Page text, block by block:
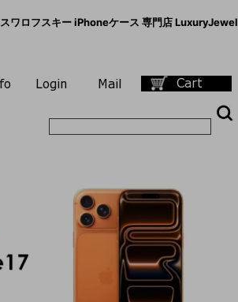
スワロフスキー iPhoneケース 専門店 LuxuryJewel